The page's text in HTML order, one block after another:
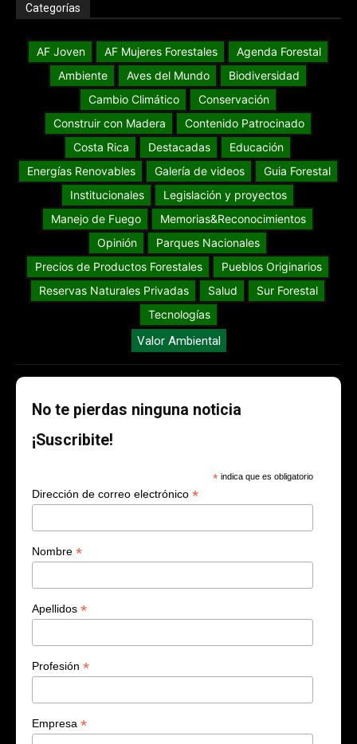
Categorías
AF Joven AF Mujeres Forestales
Agenda Forestal
Ambiente
Aves del Mundo
Biodiversidad
Cambio Climático
Conservación
Construir con Madera
Contenido Patrocinado
Costa Rica
Destacadas
Educación
Energías Renovables
Galería de videos
Guia Forestal
Institucionales
Legislación y proyectos
Manejo de Fuego
Memorias&Reconocimientos
Opinión
Parques Nacionales
Precios de Productos Forestales
Pueblos Originarios
Reservas Naturales Privadas
Salud
Sur Forestal
Tecnologías
Valor Ambiental
No te pierdas ninguna noticia
¡Suscribite!
* indica que es obligatorio
Dirección de correo electrónico *
Nombre *
Apellidos *
Profesión *
Empresa *